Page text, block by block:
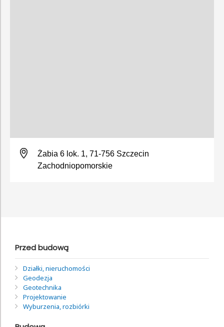
Żabia 6 lok. 1, 71-756 Szczecin
Zachodniopomorskie
Przed budową
Działki, nieruchomości
Geodezja
Geotechnika
Projektowanie
Wyburzenia, rozbiórki